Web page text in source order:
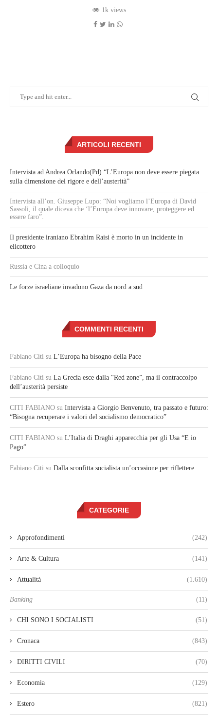
1k views
ARTICOLI RECENTI
Intervista ad Andrea Orlando(Pd) “L’Europa non deve essere piegata
sulla dimensione del rigore e dell’austerità”
Intervista all’on. Giuseppe Lupo: “Noi vogliamo l’Europa di David
Sassoli, il quale diceva che ‘l’Europa deve innovare, proteggere ed
essere faro”.
Il presidente iraniano Ebrahim Raisi è morto in un incidente in
elicottero
Russia e Cina a colloquio
Le forze israeliane invadono Gaza da nord a sud
COMMENTI RECENTI
Fabiano Citi su L’Europa ha bisogno della Pace
Fabiano Citi su La Grecia esce dalla “Red zone”, ma il contraccolpo
dell’austerità persiste
CITI FABIANO su Intervista a Giorgio Benvenuto, tra passato e futuro:
“Bisogna recuperare i valori del socialismo democratico”
CITI FABIANO su L’Italia di Draghi apparecchia per gli Usa “E io
Pago”
Fabiano Citi su Dalla sconfitta socialista un’occasione per riflettere
CATEGORIE
Approfondimenti (242)
Arte & Cultura (141)
Attualità (1.610)
Banking (11)
CHI SONO I SOCIALISTI (51)
Cronaca (843)
DIRITTI CIVILI (70)
Economia (129)
Estero (821)